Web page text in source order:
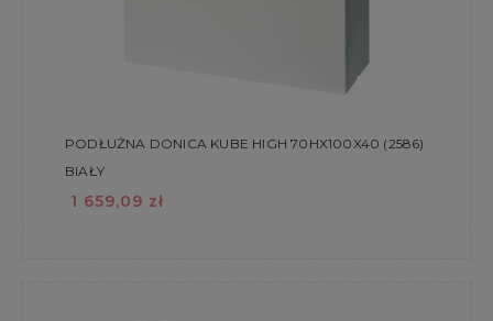
PODŁUŻNA DONICA KUBE HIGH 70HX100X40 (2586)
BIAŁY
1 659,09 zł